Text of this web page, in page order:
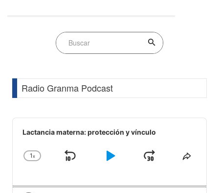
Radio Granma Podcast
Audio
Player
Lactancia materna: protección y vínculo
Change
1x
Skip
Play
JumpShare